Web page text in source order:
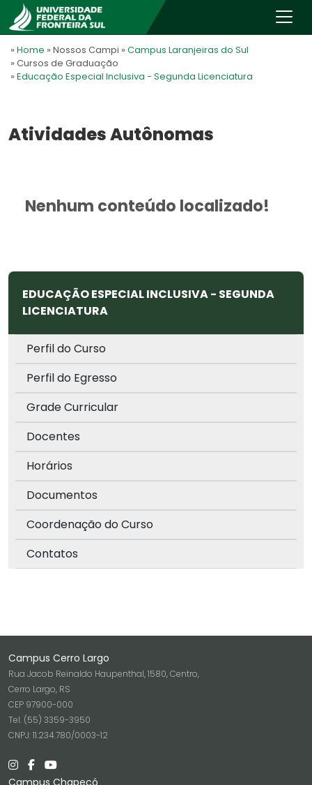
» Home » Nossos Campi » Campus Laranjeiras do Sul
» Cursos de Graduação
» Educação Especial Inclusiva - Segunda Licenciatura
Atividades Autônomas
Nenhum conteúdo localizado!
EDUCAÇÃO ESPECIAL INCLUSIVA - SEGUNDA
LICENCIATURA
Perfil do Curso
Perfil do Egresso
Grade Curricular
Docentes
Horários
Documentos
Coordenação do Curso
Contatos
Campus Cerro Largo
Rua Jacob Reinaldo Haupenthal, 1580, Centro,
Cerro Largo, RS
CEP 97900-000
Tel. (55) 3359-3950
CNPJ: 11.234.780/0003-12
Campus Chapecó